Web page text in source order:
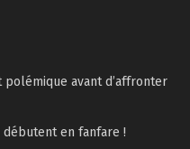
polémique avant d’affronter
débutent en fanfare !